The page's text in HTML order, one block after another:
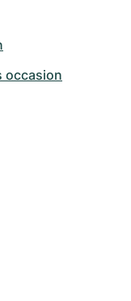
occasion